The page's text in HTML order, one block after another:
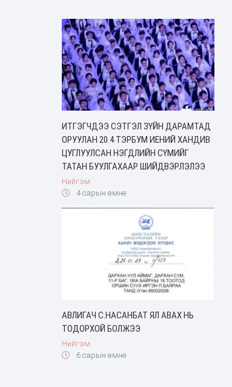
ИТГЭГЧДЭЭ СЭТГЭЛ ЗҮЙН ДАРАМТАД
ОРУУЛАН 20.4 ТЭРБУМ ИЕНИЙ ХАНДИВ
ЦУГЛУУЛСАН НЭГДЛИЙН СҮМИЙГ
ТАТАН БУУЛГАХААР ШИЙДВЭРЛЭЛЭЭ
Нийгэм
4 сарын өмнө
АВЛИГАЧ С.НАСАНБАТ ЯЛ АВАХ НЬ
ТОДОРХОЙ БОЛЖЭЭ
Нийгэм
6 сарын өмнө